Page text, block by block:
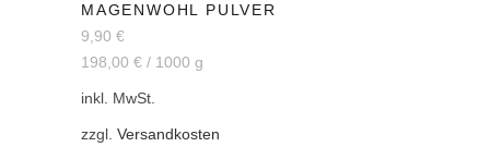
MAGENWOHL PULVER
9,90 €
198,00 € / 1000 g
inkl. MwSt.
zzgl. Versandkosten